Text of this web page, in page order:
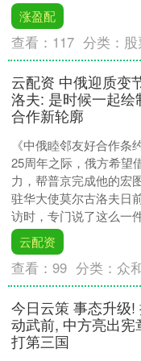
涨盈配
查看： 117 分类：
云配资 中俄迎质变
洛夫: 是时候一起绘
合作新轮廓
《中俄睦邻友好合作条
25周年之际，俄方希望
力，帮普京完成他的宏
驻华大使莫尔古洛夫日
访时，专门说了这么一
云配资
查看：99 分类：众
今日云策 事态升级!
动武前, 中方亮出宪
打第三国